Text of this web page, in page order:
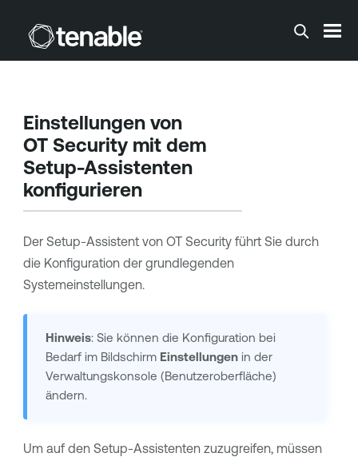
Zum Hauptinhalt springen
Einstellungen von
OT Securitymit dem
Setup-Assistenten
konfigurieren
Der Setup-Assistent von OT Securityführt Sie durch
die Konfiguration der grundlegenden
Systemeinstellungen.
Hinweis: Sie können die Konfiguration bei
Bedarf im Bildschirm Einstellungenin der
Verwaltungskonsole (Benutzeroberfläche)
ändern.
Um auf den Setup-Assistenten zuzugreifen, müssen